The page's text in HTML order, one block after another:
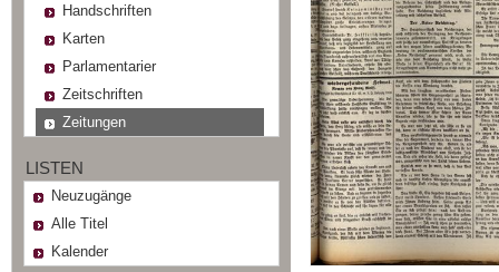
Handschriften
Karten
Parlamentarier
Zeitschriften
Zeitungen
LISTEN
Neuzugänge
Alle Titel
Kalender